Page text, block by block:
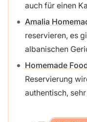
auch für einen
Amalia
reservieren, es
albanischen
Homemade
Reservierung
authentisch,